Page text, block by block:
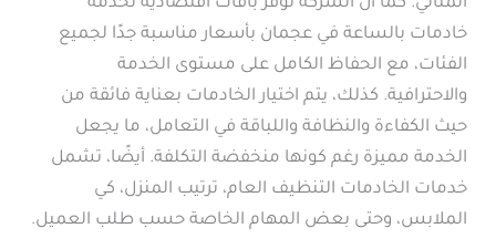
خادمات بالساعة في عجمان بأسعار مناسبة جدًا لجميع
الفئات، مع الحفاظ الكامل على مستوى الخدمة
والاحترافية. كذلك، يتم اختيار الخادمات بعناية فائقة من
حيث الكفاءة والنظافة واللباقة في التعامل، ما يجعل
الخدمة مميزة رغم كونها منخفضة التكلفة. أيضًا، تشمل
خدمات الخادمات التنظيف العام، ترتيب المنزل، كي
الملابس، وحتى بعض المهام الخاصة حسب طلب العميل.